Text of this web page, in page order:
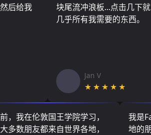
后给我
块尾流冲浪板...点击几下
几乎所有我需要的东西。
Jan V
★★★★★
，我在伦敦国王学院学习，
多数朋友都来自世界各地，
我是
地的